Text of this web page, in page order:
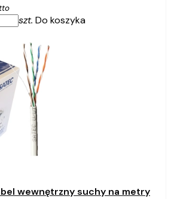
szt. Do koszyka
wewnętrzny suchy na metry